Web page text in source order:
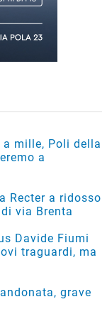
mille, Poli della
a
Recter a ridosso
via Brenta
Davide Fiumi
traguardi, ma
grave